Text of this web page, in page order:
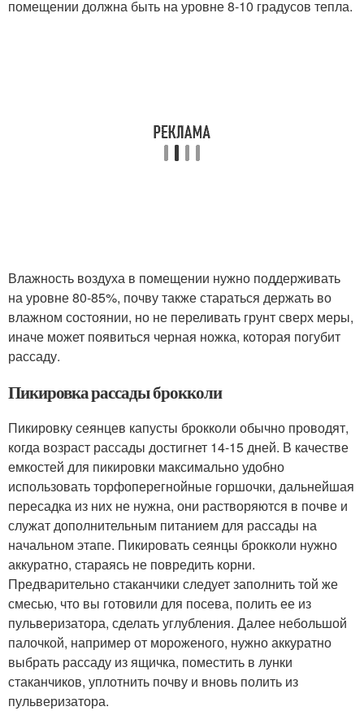
помещении должна быть на уровне 8-10 градусов тепла.
Влажность воздуха в помещении нужно поддерживать
на уровне 80-85%, почву также стараться держать во
влажном состоянии, но не переливать грунт сверх меры,
иначе может появиться черная ножка, которая погубит
рассаду.
Пикировка рассады брокколи
Пикировку сеянцев капусты брокколи обычно проводят,
когда возраст рассады достигнет 14-15 дней. В качестве
емкостей для пикировки максимально удобно
использовать торфоперегнойные горшочки, дальнейшая
пересадка из них не нужна, они растворяются в почве и
служат дополнительным питанием для рассады на
начальном этапе. Пикировать сеянцы брокколи нужно
аккуратно, стараясь не повредить корни.
Предварительно стаканчики следует заполнить той же
смесью, что вы готовили для посева, полить ее из
пульверизатора, сделать углубления. Далее небольшой
палочкой, например от мороженого, нужно аккуратно
выбрать рассаду из ящичка, поместить в лунки
стаканчиков, уплотнить почву и вновь полить из
пульверизатора.